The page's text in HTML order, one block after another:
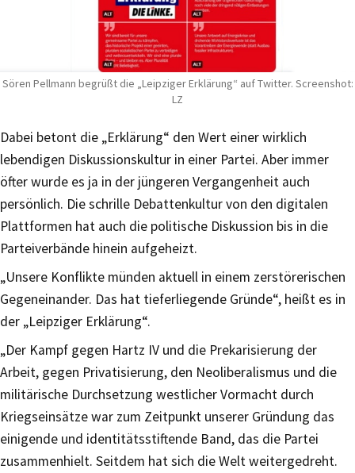
Sören Pellmann begrüßt die „Leipziger Erklärung“ auf Twitter. Screenshot:
LZ
Dabei betont die „Erklärung“ den Wert einer wirklich
lebendigen Diskussionskultur in einer Partei. Aber immer
öfter wurde es ja in der jüngeren Vergangenheit auch
persönlich. Die schrille Debattenkultur von den digitalen
Plattformen hat auch die politische Diskussion bis in die
Parteiverbände hinein aufgeheizt.
„Unsere Konflikte münden aktuell in einem zerstörerischen
Gegeneinander. Das hat tieferliegende Gründe“, heißt es in
der „Leipziger Erklärung“.
„Der Kampf gegen Hartz IV und die Prekarisierung der
Arbeit, gegen Privatisierung, den Neoliberalismus und die
militärische Durchsetzung westlicher Vormacht durch
Kriegseinsätze war zum Zeitpunkt unserer Gründung das
einigende und identitätsstiftende Band, das die Partei
zusammenhielt. Seitdem hat sich die Welt weitergedreht.